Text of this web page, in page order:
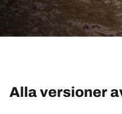
Alla versioner